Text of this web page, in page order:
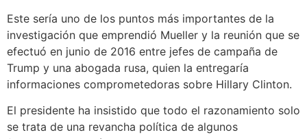
Este sería uno de los puntos más importantes de la
investigación que emprendió Mueller y la reunión que se
efectuó en junio de 2016 entre jefes de campaña de
Trump y una abogada rusa, quien la entregaría
informaciones comprometedoras sobre Hillary Clinton.
El presidente ha insistido que todo el razonamiento solo
se trata de una revancha política de algunos